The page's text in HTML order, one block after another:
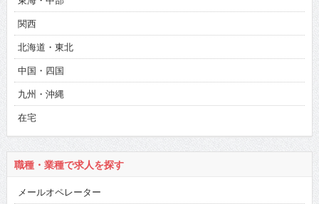
関西
北海道・東北
中国・四国
九州・沖縄
在宅
職種・業種で求人を探す
メールオペレーター